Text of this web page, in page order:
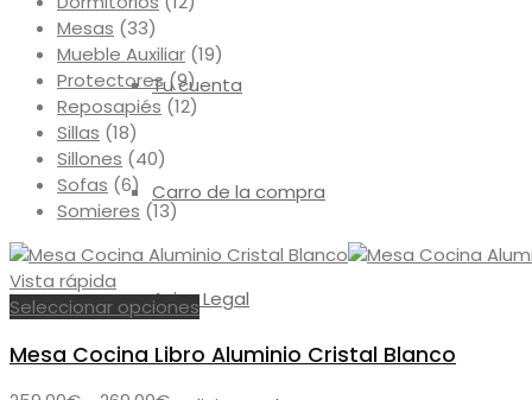
Tu cuenta
Carro de la compra
Aviso Legal
Mesas (33)
Mueble Auxiliar (19)
Protectores (9)
Reposapiés (12)
Sillas (18)
Sillones (40)
Sofas (6)
Somieres (13)
Vista rápida
Seleccionar opcionesEste
tiene
Mesa Cocina Libro Aluminio Cristal Blanco